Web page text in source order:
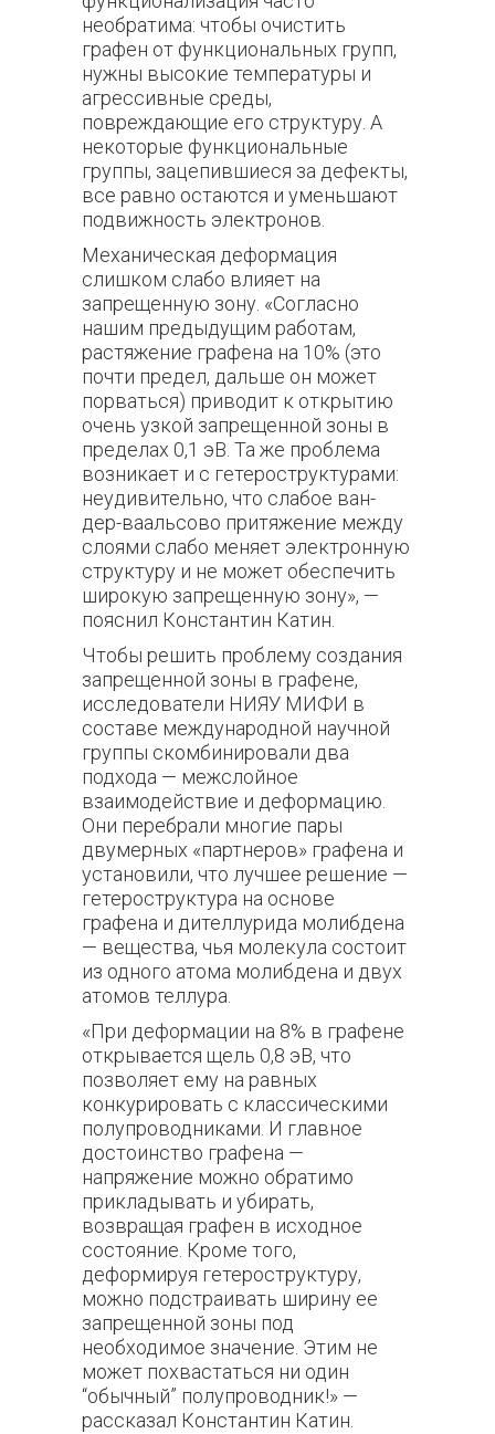
необратима: чтобы очистить
графен от функциональных групп,
нужны высокие температуры и
агрессивные среды,
повреждающие его структуру. А
некоторые функциональные
группы, зацепившиеся за дефекты,
все равно остаются и уменьшают
подвижность электронов.
Механическая деформация
слишком слабо влияет на
запрещенную зону. «Согласно
нашим предыдущим работам,
растяжение графена на 10% (это
почти предел, дальше он может
порваться) приводит к открытию
очень узкой запрещенной зоны в
пределах 0,1 эВ. Та же проблема
возникает и с гетероструктурами:
неудивительно, что слабое ван-
дер-ваальсово притяжение между
слоями слабо меняет электронную
структуру и не может обеспечить
широкую запрещенную зону», —
пояснил Константин Катин.
Чтобы решить проблему создания
запрещенной зоны в графене,
исследователи НИЯУ МИФИ в
составе международной научной
группы скомбинировали два
подхода — межслойное
взаимодействие и деформацию.
Они перебрали многие пары
двумерных «партнеров» графена и
установили, что лучшее решение —
гетероструктура на основе
графена и дителлурида молибдена
— вещества, чья молекула состоит
из одного атома молибдена и двух
атомов теллура.
«При деформации на 8% в графене
открывается щель 0,8 эВ, что
позволяет ему на равных
конкурировать с классическими
полупроводниками. И главное
достоинство графена —
напряжение можно обратимо
прикладывать и убирать,
возвращая графен в исходное
состояние. Кроме того,
деформируя гетероструктуру,
можно подстраивать ширину ее
запрещенной зоны под
необходимое значение. Этим не
может похвастаться ни один
“обычный” полупроводник!» —
рассказал Константин Катин.